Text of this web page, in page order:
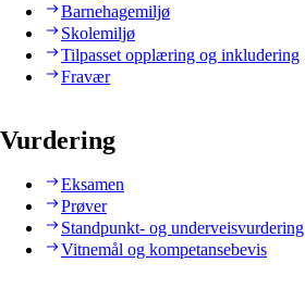
Barnehagemiljø
Skolemiljø
Tilpasset opplæring og inkludering
Fravær
Vurdering
Eksamen
Prøver
Standpunkt- og underveisvurdering
Vitnemål og kompetansebevis